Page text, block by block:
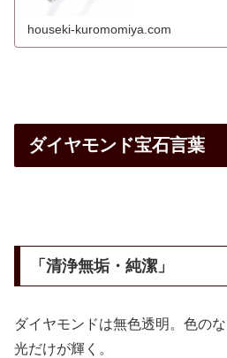
houseki-kuromomiya.com
ダイヤモンド宝石言葉
「清浄無垢・純潔」
ダイヤモンドは無色透明。色の
光だけが輝く。